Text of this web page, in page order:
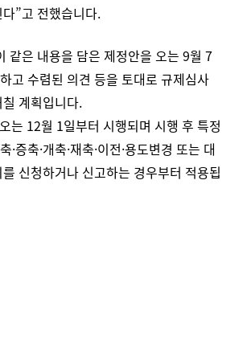
”고 전했습니다.
같은 내용을 담은 제정안을 오는 9월 7
고 수렴된 의견 등을 토대로 규제심사
계획입니다.
는 12월 1일부터 시행되며 시행 후 특정
·증축·개축·재축·이전·용도변경 또는 대
신청하거나 신고하는 경우부터 적용됩